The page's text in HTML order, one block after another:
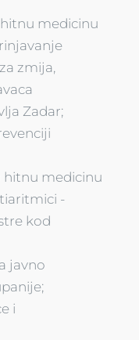
hitnu medicinu
zmija,
Zadar;
hitnu medicinu
-
kod
javno
i